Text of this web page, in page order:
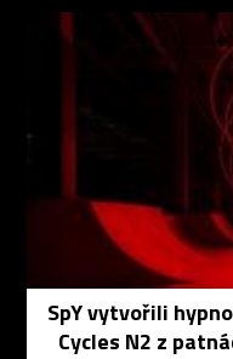
SpY vytvořili
Cycles N2 z